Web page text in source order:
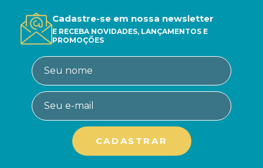
Cadastre-se em nossa newsletter
E RECEBA NOVIDADES, LANÇAMENTOS E
PROMOÇÕES